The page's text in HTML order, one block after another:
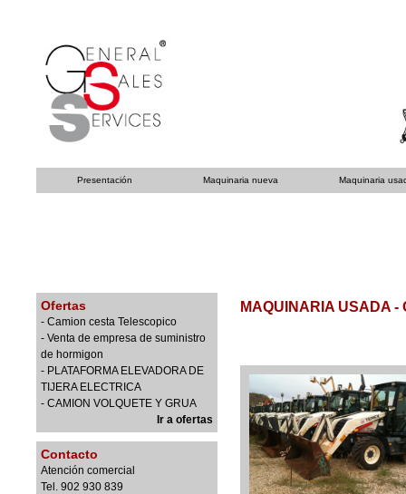
Presentación Maquinaria nueva Maquinaria
Ofertas
- Camion cesta Telescopico
- Venta de empresa de suministro
de hormigon
- PLATAFORMA ELEVADORA DE
TIJERA ELECTRICA
- CAMION VOLQUETE Y GRUA
Ir a ofertas
Contacto
Atención comercial
Tel. 902 930 839
MAQUINARIA USADA -